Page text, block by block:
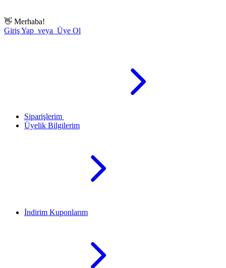
👋 Merhaba!
Giriş Yap veya Üye Ol
Siparişlerim
Üyelik Bilgilerim
İndirim Kuponlarım